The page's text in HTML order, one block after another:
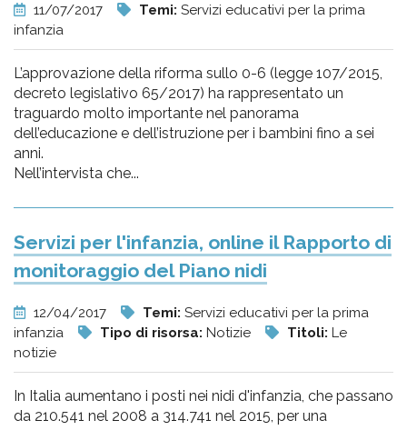
11/07/2017 Temi: Servizi educativi per la prima
infanzia
L’approvazione della riforma sullo 0-6 (legge 107/2015,
decreto legislativo 65/2017) ha rappresentato un
traguardo molto importante nel panorama
dell’educazione e dell’istruzione per i bambini fino a sei
anni.
Nell’intervista che...
Servizi per l'infanzia, online il Rapporto di
monitoraggio del Piano nidi
12/04/2017 Temi: Servizi educativi per la prima
infanzia
Tipo di risorsa: Notizie Titoli: Le
notizie
In Italia aumentano i posti nei nidi d'infanzia, che passano
da 210.541 nel 2008 a 314.741 nel 2015, per una